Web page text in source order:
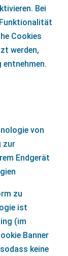
Bei
Cookies
werden,
entnehmen.
von
zur
Endgerät
zu
ist
(im
Banner
keine